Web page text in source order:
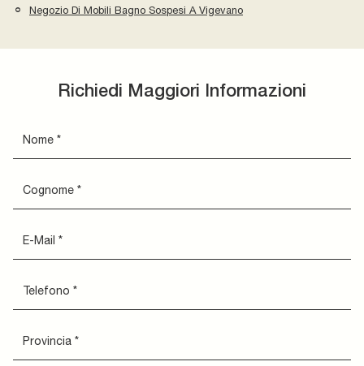
Negozio Di Mobili Bagno Sospesi A Vigevano
Richiedi Maggiori Informazioni